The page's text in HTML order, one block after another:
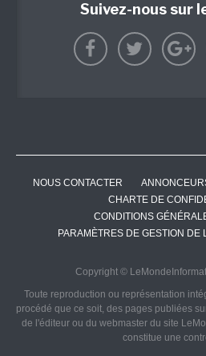
Suivez-nous sur
NOUS CONTACTER
CHARTE DE
CONDITIONS
PARAMÈTRES DE GESTION DE
Copyright ©
Toute reproduction ou représentation
procédé que ce soit, des pages publiées
de l'éditeur ou du webmaster du site
constitue une